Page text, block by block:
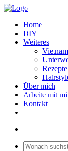
Home
DIY
Weiteres
Rezepte
Über mich
Arbeite mit
Kontakt